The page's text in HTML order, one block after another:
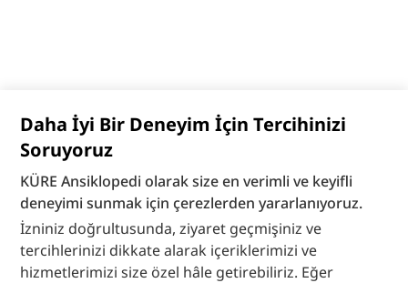
Daha İyi Bir Deneyim İçin Tercihinizi
Soruyoruz
KÜRE Ansiklopedi olarak size en verimli ve keyifli
deneyimi sunmak için çerezlerden yararlanıyoruz.
İzniniz doğrultusunda, ziyaret geçmişiniz ve
tercihlerinizi dikkate alarak içeriklerimizi ve
hizmetlerimizi size özel hâle getirebiliriz. Eğer